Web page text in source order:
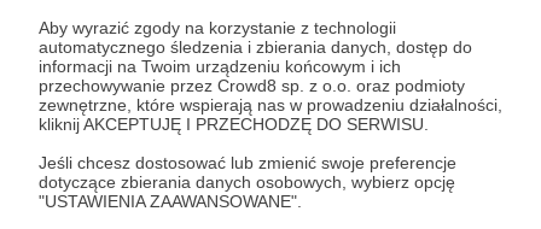
Aby wyrazić zgody na korzystanie z technologii
automatycznego śledzenia i zbierania danych, dostęp do
informacji na Twoim urządzeniu końcowym i ich
przechowywanie przez Crowd8 sp. z o.o. oraz podmioty
zewnętrzne, które wspierają nas w prowadzeniu działalności,
kliknij AKCEPTUJĘ I PRZECHODZĘ DO SERWISU.
Jeśli chcesz dostosować lub zmienić swoje preferencje
dotyczące zbierania danych osobowych, wybierz opcję
"USTAWIENIA ZAAWANSOWANE".
Zaloguj się
Udostępnij